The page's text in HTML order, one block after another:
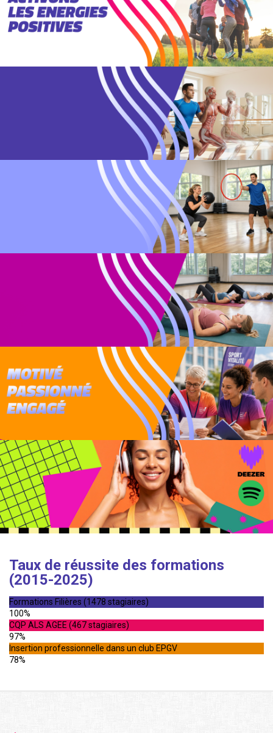
Taux de réussite des formations
(2015-2025)
Formations Filières (1478 stagiaires)
100%
CQP ALS AGEE (467 stagiaires)
97%
Insertion professionnelle dans un club EPGV
78%